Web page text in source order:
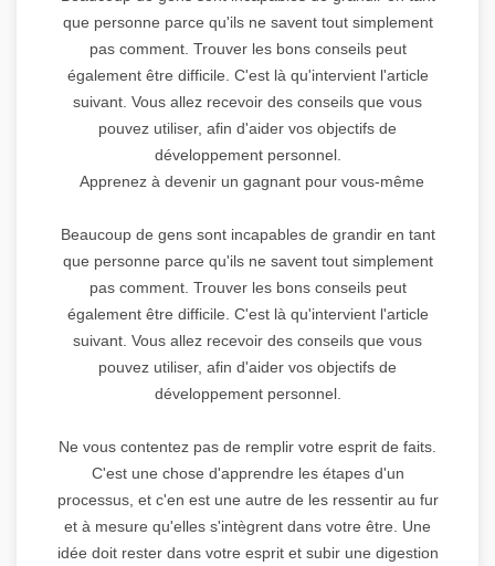
que personne parce qu'ils ne savent tout simplement
pas comment. Trouver les bons conseils peut
également être difficile. C'est là qu'intervient l'article
suivant. Vous allez recevoir des conseils que vous
pouvez utiliser, afin d'aider vos objectifs de
développement personnel.
Apprenez à devenir un gagnant pour vous-même
Beaucoup de gens sont incapables de grandir en tant
que personne parce qu'ils ne savent tout simplement
pas comment. Trouver les bons conseils peut
également être difficile. C'est là qu'intervient l'article
suivant. Vous allez recevoir des conseils que vous
pouvez utiliser, afin d'aider vos objectifs de
développement personnel.
Ne vous contentez pas de remplir votre esprit de faits.
C'est une chose d'apprendre les étapes d'un
processus, et c'en est une autre de les ressentir au fur
et à mesure qu'elles s'intègrent dans votre être. Une
idée doit rester dans votre esprit et subir une digestion